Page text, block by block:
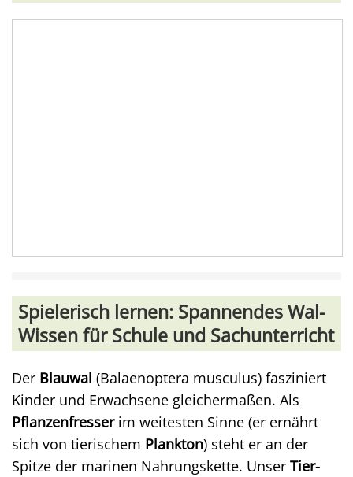
Spielerisch lernen: Spannendes Wal-
Wissen für Schule und Sachunterricht
Der Blauwal (Balaenoptera musculus) fasziniert
Kinder und Erwachsene gleichermaßen. Als
Pflanzenfresserim weitesten Sinne (er ernährt
sich von tierischem Plankton) steht er an der
Spitze der marinen Nahrungskette. Unser Tier-